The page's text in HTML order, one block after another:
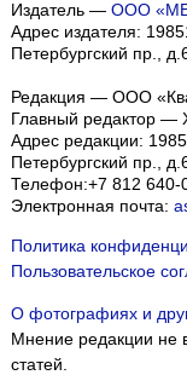
Издатель — ООО
Адрес издателя:
Петербургский пр.,
Редакция — ООО
Главный редактор —
Адрес редакции:
Петербургский пр.,
Телефон:+7 812 640-
Электронная почта:
Политика
Пользовательское
О фотографиях и
Мнение редакции не
статей.